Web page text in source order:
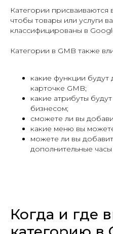
Категории присваиваются
чтобы товары или услуги
классифицированы в
Категории в GMB также
какие функции
карточке GMB;
какие атрибуты
бизнесом;
сможете ли вы
какие меню вы
можете ли вы
дополнительные
Когда и где